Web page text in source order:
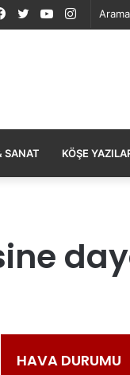
YouTube
Twitter
Facebook
SANAT KÖŞE
HAVA DURUMU